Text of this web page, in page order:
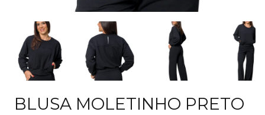
BLUSA MOLETINHO PRETO